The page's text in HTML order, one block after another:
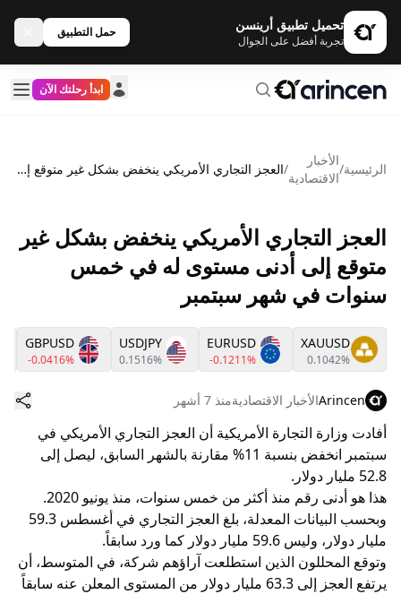
تحميل تطبيق أرينسن
تجربة أفضل على الجوال
حمل التطبيق
ابدأ رحلتك الآن
الرئيسية/
الأخبار
الاقتصادية
/ العجز التجاري الأمريكي ينخفض بشكل غير متوقع إلى أدنى مستوى له في خمس سنوات في شهر سبتمبر
العجز التجاري الأمريكي ينخفض بشكل غير
متوقع إلى أدنى مستوى له في خمس
سنوات في شهر سبتمبر
XAUUSD
0.1042%
EURUSD
-0.1211%
USDJPY
0.1516%
GBPUSD
-0.0416%
Arincenالأخبار الاقتصاديةمنذ 7 أشهر
أفادت وزارة التجارة الأمريكية أن العجز التجاري الأمريكي في
سبتمبر انخفض بنسبة 11% مقارنة بالشهر السابق، ليصل إلى
52.8 مليار دولار.
هذا هو أدنى رقم منذ أكثر من خمس سنوات، منذ يونيو 2020.
وبحسب البيانات المعدلة، بلغ العجز التجاري في أغسطس 59.3
مليار دولار، وليس 59.6 مليار دولار كما ورد سابقاً.
وتوقع المحللون الذين استطلعت آراؤهم شركة، في المتوسط، أن
يرتفع العجز إلى 63.3 مليار دولار من المستوى المعلن عنه سابقاً